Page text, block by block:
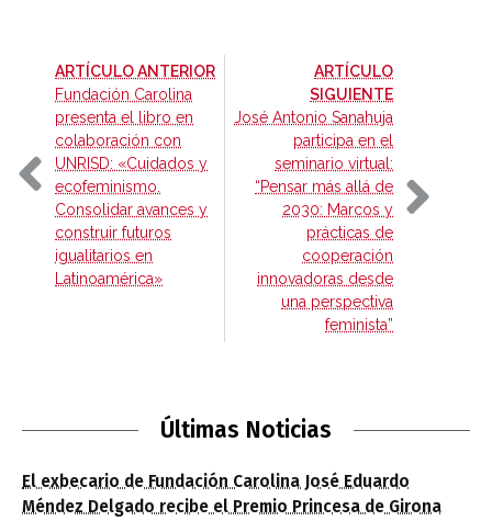
ARTÍCULO ANTERIOR-
Fundación Carolina
presenta el libro en
colaboración con
UNRISD: «Cuidados y
ecofeminismo.
Consolidar avances y
construir futuros
igualitarios en
Latinoamérica»
ARTÍCULO
SIGUIENTE-
José Antonio Sanahuja
participa en el
seminario virtual:
“Pensar más allá de
2030: Marcos y
prácticas de
cooperación
innovadoras desde
una perspectiva
feminista”
Últimas Noticias
El exbecario de Fundación Carolina José Eduardo
Méndez Delgado recibe el Premio Princesa de Girona